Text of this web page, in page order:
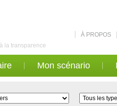
la transparence
À PROPOS
Mon scénario